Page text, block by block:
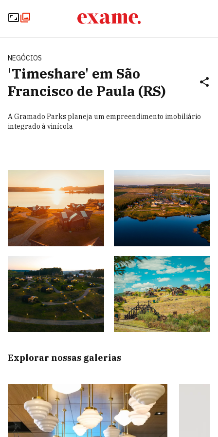
NEGÓCIOS
'Timeshare' em São
Francisco de Paula (RS)
A Gramado Parks planeja um empreendimento imobiliário
integrado à vinícola
Explorar nossas galerias